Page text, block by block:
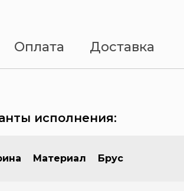
Оплата Доставка
исполнения:
Материал Брус